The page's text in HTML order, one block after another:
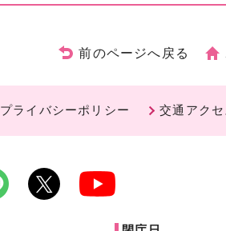
前のページへ戻る
プライバシーポリシー 交通アクセ